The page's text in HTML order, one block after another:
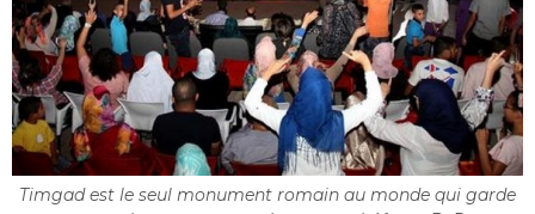
Timgad est le seul monument romain au monde qui garde